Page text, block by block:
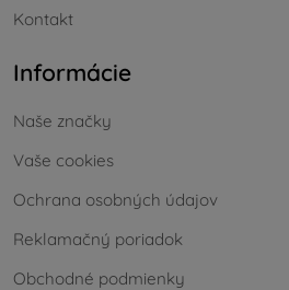
Kontakt
Informácie
Naše značky
Vaše cookies
Ochrana osobných údajov
Reklamačný poriadok
Obchodné podmienky